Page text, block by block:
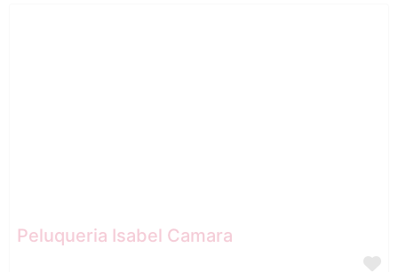
Peluqueria Isabel Camara